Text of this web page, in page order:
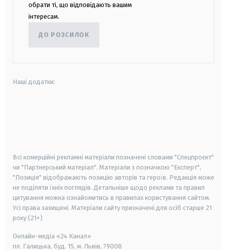
обрати ті, що відповідають вашим
інтересам.
ДО РОЗСИЛОК
Наші додатки:
Всі комерційні рекламні матеріали позначені словами "Спецпроєкт"
чи "Партнерський матеріал". Матеріали з позначкою "Експерт",
"Позиція" відображають позицію авторів та героїв. Редакція може
не поділяти їхніх поглядів. Детальніше щодо реклами та правил
цитування можна ознайомитись в правилах користування сайтом.
Усі права захищені. Матеріали сайту призначені для осіб старше 21
року (21+)
Онлайн-медіа «24 Канал»
пл. Галицька, буд. 15, м. Львів, 79008